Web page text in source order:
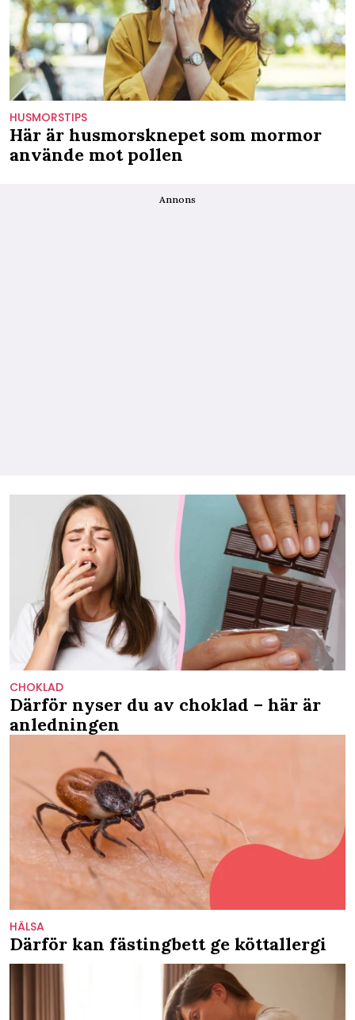
HUSMORSTIPS
Här är husmorsknepet som mormor
använde mot pollen
Annons
CHOKLAD
Därför nyser du av choklad – här är
anledningen
HÄLSA
Därför kan fästingbett ge köttallergi